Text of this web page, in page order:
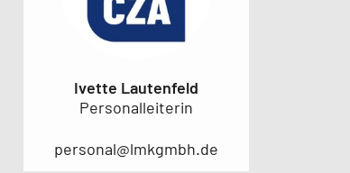
Ivette Lautenfeld
Personalleiterin
personal@lmkgmbh.de